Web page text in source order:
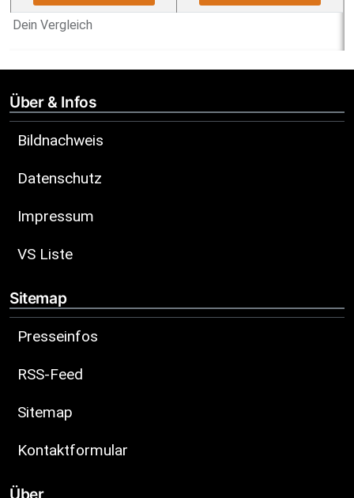
Dein Vergleich
Über & Infos
Bildnachweis
Datenschutz
Impressum
VS Liste
Sitemap
Presseinfos
RSS-Feed
Sitemap
Kontaktformular
Über